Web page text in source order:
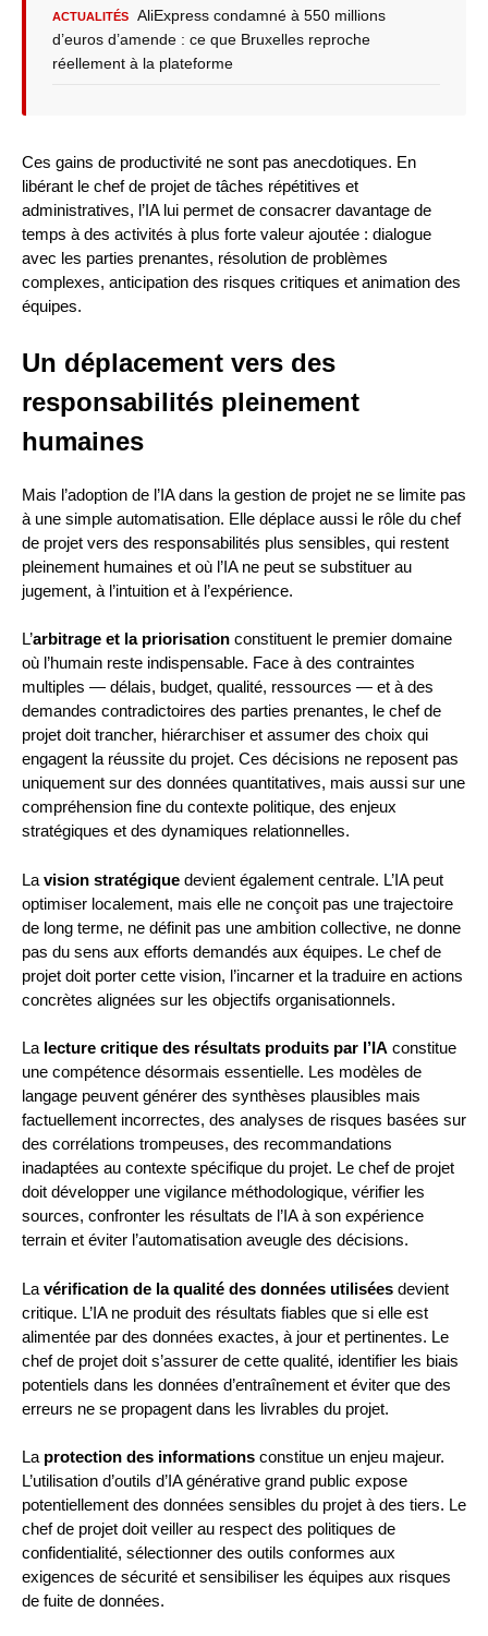
ACTUALITÉS
AliExpress condamné à 550 millions
d’euros d’amende : ce que Bruxelles reproche
réellement à la plateforme
Ces gains de productivité ne sont pas anecdotiques. En
libérant le chef de projet de tâches répétitives et
administratives, l’IA lui permet de consacrer davantage de
temps à des activités à plus forte valeur ajoutée : dialogue
avec les parties prenantes, résolution de problèmes
complexes, anticipation des risques critiques et animation des
équipes.
Un déplacement vers des
responsabilités pleinement
humaines
Mais l’adoption de l’IA dans la gestion de projet ne se limite pas
à une simple automatisation. Elle déplace aussi le rôle du chef
de projet vers des responsabilités plus sensibles, qui restent
pleinement humaines et où l’IA ne peut se substituer au
jugement, à l’intuition et à l’expérience.
L’arbitrage et la priorisation constituent le premier domaine
où l’humain reste indispensable. Face à des contraintes
multiples — délais, budget, qualité, ressources — et à des
demandes contradictoires des parties prenantes, le chef de
projet doit trancher, hiérarchiser et assumer des choix qui
engagent la réussite du projet. Ces décisions ne reposent pas
uniquement sur des données quantitatives, mais aussi sur une
compréhension fine du contexte politique, des enjeux
stratégiques et des dynamiques relationnelles.
La vision stratégique devient également centrale. L’IA peut
optimiser localement, mais elle ne conçoit pas une trajectoire
de long terme, ne définit pas une ambition collective, ne donne
pas du sens aux efforts demandés aux équipes. Le chef de
projet doit porter cette vision, l’incarner et la traduire en actions
concrètes alignées sur les objectifs organisationnels.
La lecture critique des résultats produits par l’IA constitue
une compétence désormais essentielle. Les modèles de
langage peuvent générer des synthèses plausibles mais
factuellement incorrectes, des analyses de risques basées sur
des corrélations trompeuses, des recommandations
inadaptées au contexte spécifique du projet. Le chef de projet
doit développer une vigilance méthodologique, vérifier les
sources, confronter les résultats de l’IA à son expérience
terrain et éviter l’automatisation aveugle des décisions.
La vérification de la qualité des données utilisées devient
critique. L’IA ne produit des résultats fiables que si elle est
alimentée par des données exactes, à jour et pertinentes. Le
chef de projet doit s’assurer de cette qualité, identifier les biais
potentiels dans les données d’entraînement et éviter que des
erreurs ne se propagent dans les livrables du projet.
La protection des informations constitue un enjeu majeur.
L’utilisation d’outils d’IA générative grand public expose
potentiellement des données sensibles du projet à des tiers. Le
chef de projet doit veiller au respect des politiques de
confidentialité, sélectionner des outils conformes aux
exigences de sécurité et sensibiliser les équipes aux risques
de fuite de données.